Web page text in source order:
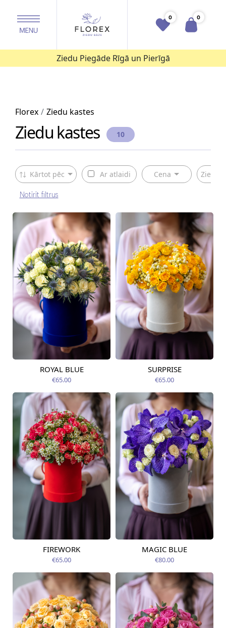
0 0
Ziedu Piegāde Rīgā un Pierīgā
Florex Ziedu kastes
Ziedu kastes 10
Kārtot pēc Ar atlaidi Cena Ziedu
Notīrīt filtrus
Pieejams šodien
ROYAL BLUE
€65.00
Pieejams šodien
SURPRISE
€65.00
Pieejams šodien
FIREWORK
€65.00
Pieejams šodien
MAGIC BLUE
€80.00